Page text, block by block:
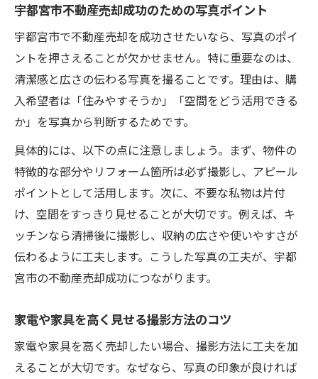
宇都宮市不動産売却成功のための写真ポイント
宇都宮市で不動産売却を成功させたいなら、写真のポイ
ントを押さえることが欠かせません。特に重要なのは、
清潔感と広さの伝わる写真を撮ることです。理由は、購
入希望者は「住みやすそうか」「空間をどう活用できる
か」を写真から判断するためです。
具体的には、以下の点に注意しましょう。まず、物件の
特徴的な部分やリフォーム箇所は必ず撮影し、アピール
ポイントとして活用します。次に、不要な私物は片付
け、空間をすっきり見せることが大切です。例えば、キ
ッチンなら清掃後に撮影し、収納の広さや使いやすさが
伝わるように工夫します。こうした写真の工夫が、宇都
宮市の不動産売却成功につながります。
家電や家具を高く見せる撮影方法のコツ
家電や家具を高く売却したい場合、撮影方法に工夫を加
えることが大切です。なぜなら、写真の印象が良ければ